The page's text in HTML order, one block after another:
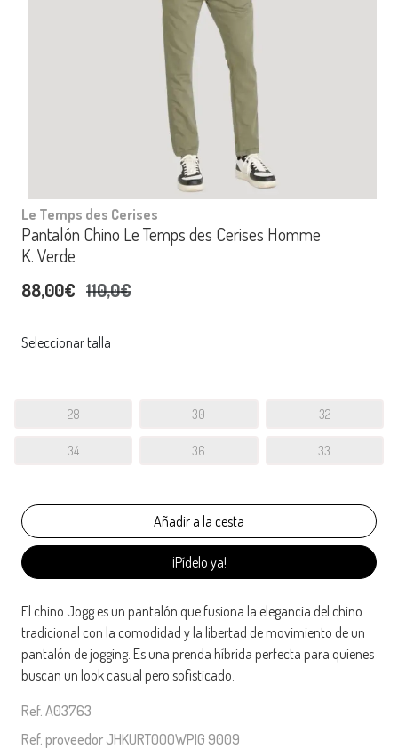
Le Temps des Cerises
Pantalón Chino Le Temps des Cerises Homme
K. Verde
88,00€ 110,0€
Seleccionar talla
28 30 32
34 36 33
¡Pídelo ya!
El chino Jogg es un pantalón que fusiona la elegancia del chino
tradicional con la comodidad y la libertad de movimiento de un
pantalón de jogging. Es una prenda híbrida perfecta para quienes
buscan un look casual pero sofisticado.
Ref. A03763
Ref. proveedor JHKURT000WPIG 9009